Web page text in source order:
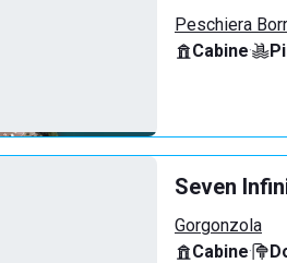
Peschiera
Cabine·
Seven
Gorgonzola
Cabine·